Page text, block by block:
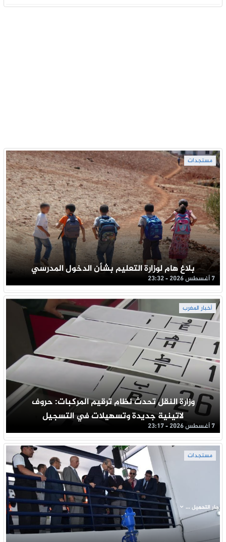
مستجدات
بلاغ هام لوزارة التعليم بشأن الدخول المدرسي
7 أغسطس 2026 - 23:32
أخبار المغرب
وزارة النقل تحدث نظام ترقيم المركبات: حروف
لاتينية جديدة وتسهيلات في التسجيل
7 أغسطس 2026 - 23:17
مستجدات
جار التحميل ...